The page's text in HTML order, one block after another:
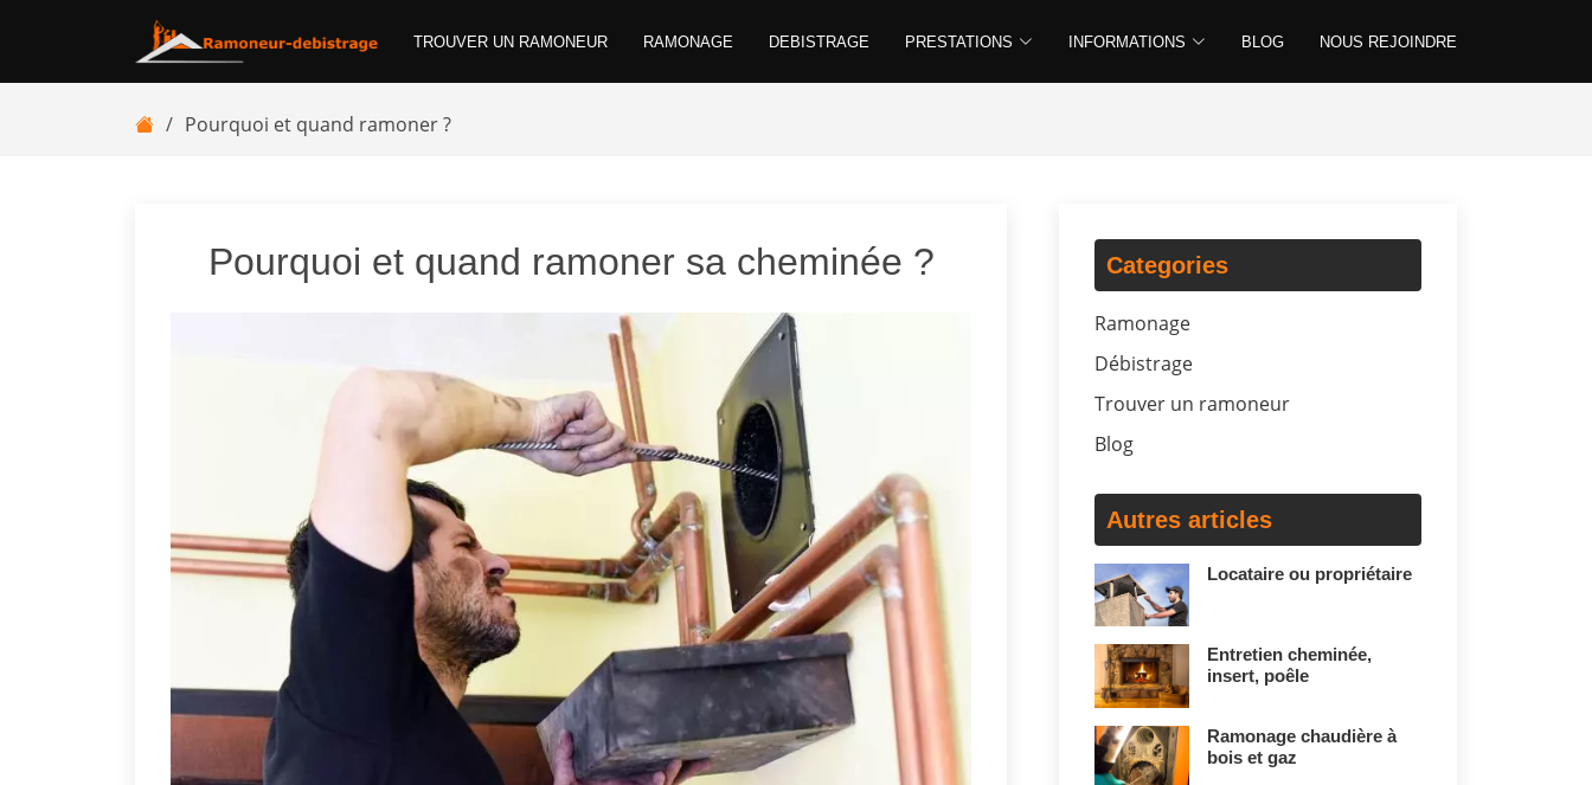
TROUVER UN RAMONEUR RAMONAGE DEBISTRAGE PRESTATIONS INFORMATIONS BLOG NOUS REJOINDRE
Pourquoi et quand ramoner ?
Pourquoi et quand ramoner sa cheminée ? Categories
Ramonage
Débistrage
Trouver un ramoneur
Blog
Autres articles
Locataire ou propriétaire
Entretien cheminée,
insert, poêle
Ramonage chaudière à
bois et gaz